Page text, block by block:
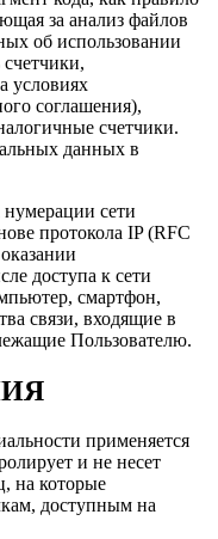
за анализ файлов
об использовании
условиях
соглашения),
счетчики.
данных в
нумерации сети
протокола IP (RFC
доступа к сети
смартфон,
связи, входящие в
Пользователю.
применяется
и не несет
на которые
доступным на